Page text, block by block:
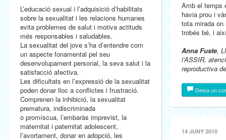
L’educació sexual i l’adquisició d’habilitats
sobre la sexualitat i les relacions humanes
evita problemes de salut i motiva actituds
més responsables i saludables.
La sexualitat del jove s’ha d’entendre com
un aspecte fonamental pel seu
desenvolupament personal, la seva salut i la
satisfacció afectiva.
Les dificultats en l’expressió de la sexualitat
poden donar lloc a conflictes i frustració.
Comprenen la inhibició, la sexualitat
prematura, indiscriminada
o promíscua, l’embaràs imprevist, la
maternitat i paternitat adolescent,
l’avortament, donar en adopció, les
Amb el temps
havia prou i
tota mirada on
trobés bé, i
Anna Fuste,
l’ASSIR,
reproductiva
Deixa un
14 JUNY 2010